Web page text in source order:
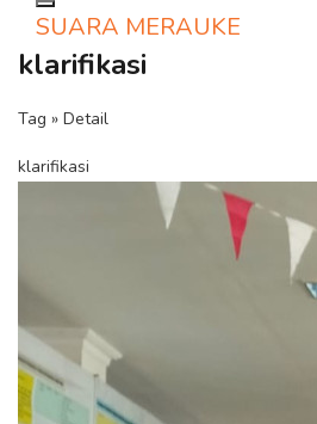
Toggle navigation
SUARA MERAUKE
klarifikasi
Tag » Detail
klarifikasi